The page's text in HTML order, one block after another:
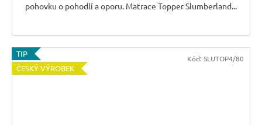
pohovku o pohodlí a oporu. Matrace Topper Slumberland...
TIP
ČESKÝ VÝROBEK
Kód: SLUTOP4/80